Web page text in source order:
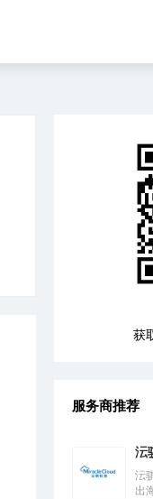
获
服务商推荐
沄
沄
出